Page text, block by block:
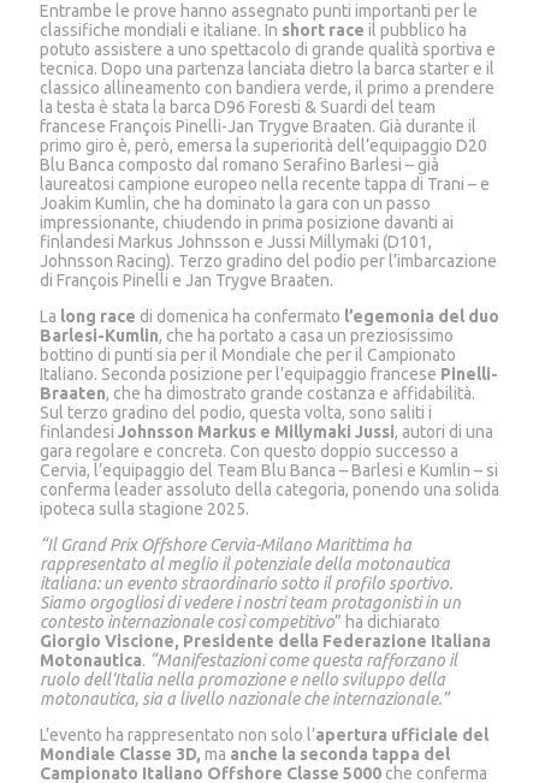
Entrambe le prove hanno assegnato punti importanti per le
classifiche mondiali e italiane. In short race il pubblico ha
potuto assistere a uno spettacolo di grande qualità sportiva e
tecnica. Dopo una partenza lanciata dietro la barca starter e il
classico allineamento con bandiera verde, il primo a prendere
la testa è stata la barca D96 Foresti & Suardi del team
francese François Pinelli-Jan Trygve Braaten. Già durante il
primo giro è, però, emersa la superiorità dell’equipaggio D20
Blu Banca composto dal romano Serafino Barlesi – già
laureatosi campione europeo nella recente tappa di Trani – e
Joakim Kumlin, che ha dominato la gara con un passo
impressionante, chiudendo in prima posizione davanti ai
finlandesi Markus Johnsson e Jussi Millymaki (D101,
Johnsson Racing). Terzo gradino del podio per l’imbarcazione
di François Pinelli e Jan Trygve Braaten.
La long race di domenica ha confermato l’egemonia del duo
Barlesi-Kumlin, che ha portato a casa un preziosissimo
bottino di punti sia per il Mondiale che per il Campionato
Italiano. Seconda posizione per l’equipaggio francese Pinelli-
Braaten, che ha dimostrato grande costanza e affidabilità.
Sul terzo gradino del podio, questa volta, sono saliti i
finlandesi Johnsson Markus e Millymaki Jussi, autori di una
gara regolare e concreta. Con questo doppio successo a
Cervia, l’equipaggio del Team Blu Banca – Barlesi e Kumlin – si
conferma leader assoluto della categoria, ponendo una solida
ipoteca sulla stagione 2025.
“Il Grand Prix Offshore Cervia-Milano Marittima ha
rappresentato al meglio il potenziale della motonautica
italiana: un evento straordinario sotto il profilo sportivo.
Siamo orgogliosi di vedere i nostri team protagonisti in un
contesto internazionale così competitivo” ha dichiarato
Giorgio Viscione, Presidente della Federazione Italiana
Motonautica. “Manifestazioni come questa rafforzano il
ruolo dell’Italia nella promozione e nello sviluppo della
motonautica, sia a livello nazionale che internazionale.”
L’evento ha rappresentato non solo l’apertura ufficiale del
Mondiale Classe 3D, ma anche la seconda tappa del
Campionato Italiano Offshore Classe 5000che conferma